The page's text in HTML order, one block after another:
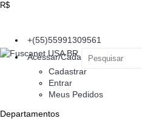
R$
+(55)55991309561
Acessar/Cadastrar
Cadastrar
Entrar
Meus Pedidos
Departamentos